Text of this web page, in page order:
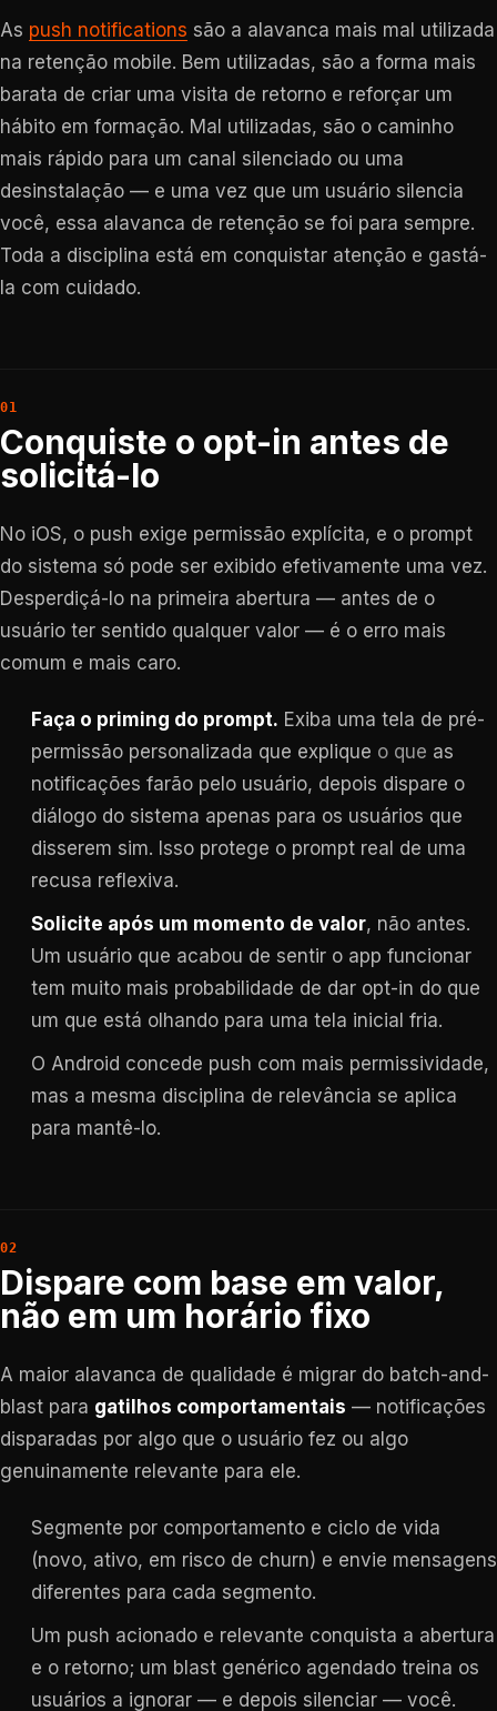
As push notifications são a alavanca mais mal utilizada
na retenção mobile. Bem utilizadas, são a forma mais
barata de criar uma visita de retorno e reforçar um
hábito em formação. Mal utilizadas, são o caminho
mais rápido para um canal silenciado ou uma
desinstalação — e uma vez que um usuário silencia
você, essa alavanca de retenção se foi para sempre.
Toda a disciplina está em conquistar atenção e gastá-
la com cuidado.
Conquiste o opt-in antes de
solicitá-lo
No iOS, o push exige permissão explícita, e o prompt
do sistema só pode ser exibido efetivamente uma vez.
Desperdiçá-lo na primeira abertura — antes de o
usuário ter sentido qualquer valor — é o erro mais
comum e mais caro.
Faça o priming do prompt. Exiba uma tela de pré-
permissão personalizada que explique o que as
notificações farão pelo usuário, depois dispare o
diálogo do sistema apenas para os usuários que
disserem sim. Isso protege o prompt real de uma
recusa reflexiva.
Solicite após um momento de valor, não antes.
Um usuário que acabou de sentir o app funcionar
tem muito mais probabilidade de dar opt-in do que
um que está olhando para uma tela inicial fria.
O Android concede push com mais permissividade,
mas a mesma disciplina de relevância se aplica
para mantê-lo.
Dispare com base em valor,
não em um horário fixo
A maior alavanca de qualidade é migrar do batch-and-
blast para gatilhos comportamentais — notificações
disparadas por algo que o usuário fez ou algo
genuinamente relevante para ele.
Segmente por comportamento e ciclo de vida
(novo, ativo, em risco de churn) e envie mensagens
diferentes para cada segmento.
Um push acionado e relevante conquista a abertura
e o retorno; um blast genérico agendado treina os
usuários a ignorar — e depois silenciar — você.